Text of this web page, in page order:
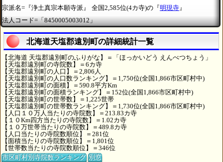
宗派名=『浄土真宗本願寺派』
全国2,585位(4カ寺)の『明現寺』
法人コード=「8450005003012」
北海道天塩郡遠別町の詳細統計一覧
【北海道 天塩郡遠別町のふりがな】＝「ほっかいどう えんべつちょう」
【天塩郡遠別町の寺院数】＝6カ寺
【天塩郡遠別町の人口】＝2,806人
【天塩郡遠別町の人口数ランキング】＝1,750位(全国1,866市区町村中)
【天塩郡遠別町の面積】＝590.8平方Km
【天塩郡遠別町の面積ランキング】＝152位(全国1,866市区町村中)
【天塩郡遠別町の世帯数】＝1,225世帯
【天塩郡遠別町の世帯数ランキング】＝1,730位(全国1,866市区町村中)
【人口１０万人当たりの寺院数】＝213.83カ寺
【１０Km四方当たりの寺院数】＝1.02カ寺
【１０万世帯当たりの寺院数】＝489.8カ寺
【人口当たりの寺院数順位】＝281位
【面積当たりの寺院数順位】＝1,801位
【世帯数当たりの寺院数順位】＝346位
市区町村別寺院数ランキング 別窓